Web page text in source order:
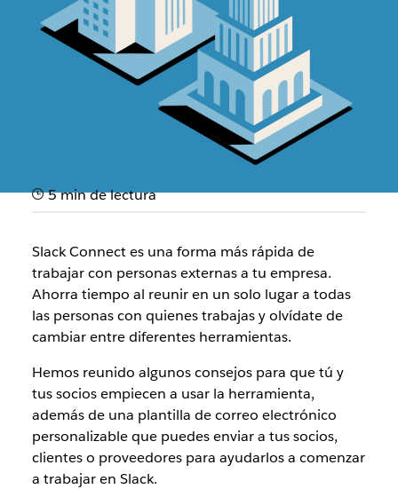
Presentación de Slack
Connect a tus socios
Plantillas y consejos sencillos que te ayudarán a incorporar
a tus socios para que trabajen contigo en los canales.
5 min de lectura
Slack Connect es una forma más rápida de
trabajar con personas externas a tu empresa.
Ahorra tiempo al reunir en un solo lugar a todas
las personas con quienes trabajas y olvídate de
cambiar entre diferentes herramientas.
Hemos reunido algunos consejos para que tú y
tus socios empiecen a usar la herramienta,
además de una plantilla de correo electrónico
personalizable que puedes enviar a tus socios,
clientes o proveedores para ayudarlos a comenzar
a trabajar en Slack.